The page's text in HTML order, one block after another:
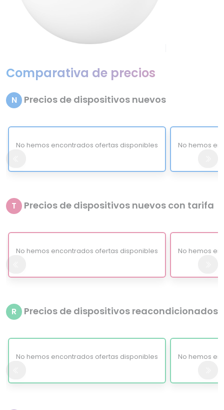
Comparativa de precios
N Precios de dispositivos nuevos
No hemos encontrados ofertas disponibles No hemos
T Precios de dispositivos nuevos con tarifa
No hemos encontrados ofertas disponibles No hemos
R Precios de dispositivos reacondicionados
No hemos encontrados ofertas disponibles No hemos